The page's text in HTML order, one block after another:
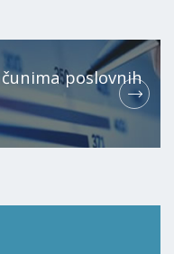
poslovnih